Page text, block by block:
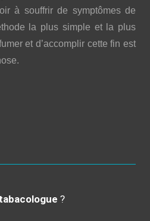
à souffrir de symptômes de
la plus simple et la plus
et d’accomplir cette fin est
?